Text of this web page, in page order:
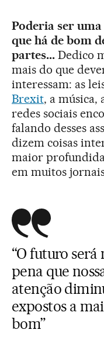
Poderia ser
que há de bom
partes...Dedico
mais do que
interessam: as
Brexit, a música,
redes sociais
falando desses
dizem coisas
maior
em muitos
“O futuro
pena que
atenção
expostos a
bom”